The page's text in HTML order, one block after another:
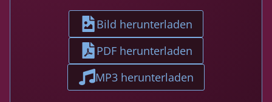
Bild herunterladen
PDF herunterladen
MP3 herunterladen